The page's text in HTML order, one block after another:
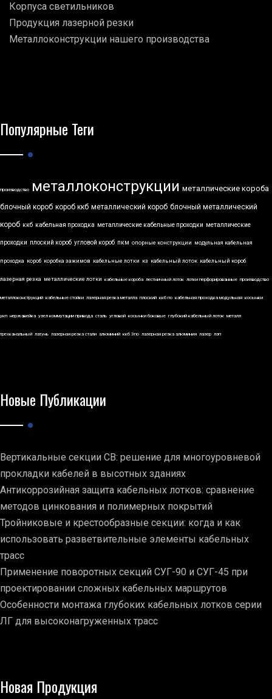
Корпуса светильников
Продукция лазерной резки
Металлоконструкции нашего производства
Популярные Теги
производство металлоконструкции металлические короба
блочный короб короб ккб металлический короб блочный металлический
короб ккб кабельная проходка металлические кабельные проходки металлические
проходки плоский короб угловой короб пкм опорные конструкции модульная кабельная
проходка короб коробка зажимов кабельные лотки кз кабельный лоток кабельный короб
лазерная резка металлические лотки кабельные короба лестничный лоток лотки перфорированные производство
металлоконструкций кабельные стойки лазерная резка металла плоский ккб по кабельная проходка модульная косынки
укп нержавейка узел коммутации привода сталь угловой косынки боковые глубокий кабельный лоток металл
трехканальный латунь лазерная резка стали алюминий ккб 3по лазерная резка алюминия лазер лэп
Новые Публикации
Вертикальные секции СВ: решение для многоуровневой
прокладки кабелей в высотных зданиях
Антикоррозийная защита кабельных лотков: сравнение
методов цинкования и полимерных покрытий
Тройниковые и крестообразные секции: когда и как
использовать разветвительные элементы кабельных
трасс
Применение поворотных секций СУГ-90 и СУГ-45 при
проектировании сложных кабельных маршрутов
Особенности монтажа глубоких кабельных лотков серии
ЛГ для высоконагруженных трасс
Новая Продукция